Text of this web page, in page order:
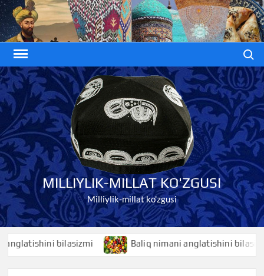
Skip
to
content
MILLIYLIK-MILLAT KO'ZGUSI
Milliylik-millat ko'zgusi
bilasizmi Baliq nimani anglatishini bilasizmi